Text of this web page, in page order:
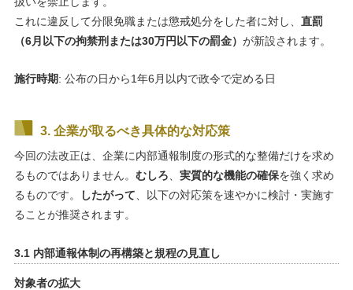
これに違反して分限免職または懲戒処分をした者に対し、 直罰
（6月以下の拘禁刑または30万円以下の罰金） が新設されます。
施行時期: 公布の日から1年6月以内で政令で定める日
3. 企業が取るべき具体的な対応策
今回の法改正は、企業に内部通報制度の形式的な整備だけを求め
るものではありません。 むしろ、 実質的な機能の確保を強く求め
るものです。
したがって、以下の対応策を速やかに検討・実施す
ることが推奨されます。
3.1 内部通報体制の再構築と規程の見直し
対象者の拡大